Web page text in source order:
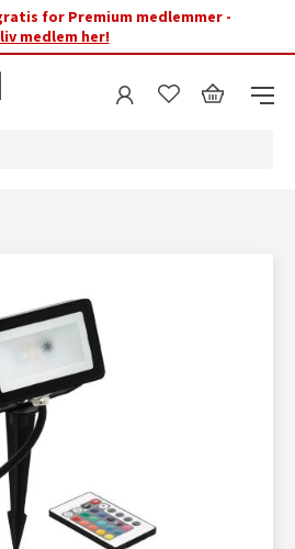
for Premium medlemmer -
medlem her!